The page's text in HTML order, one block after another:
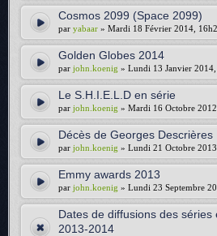
Cosmos 2099 (Space 2099)
par yabaar » Mardi 18 Février 2014,
Golden Globes 2014
par john.koenig » Lundi 13 Janvier
Le S.H.I.E.L.D en série
par john.koenig » Mardi 16 Octobre
Décès de Georges Descrières
par john.koenig » Lundi 21 Octobre
Emmy awards 2013
par john.koenig » Lundi 23 Septembre
Dates de diffusions des séries
2013-2014